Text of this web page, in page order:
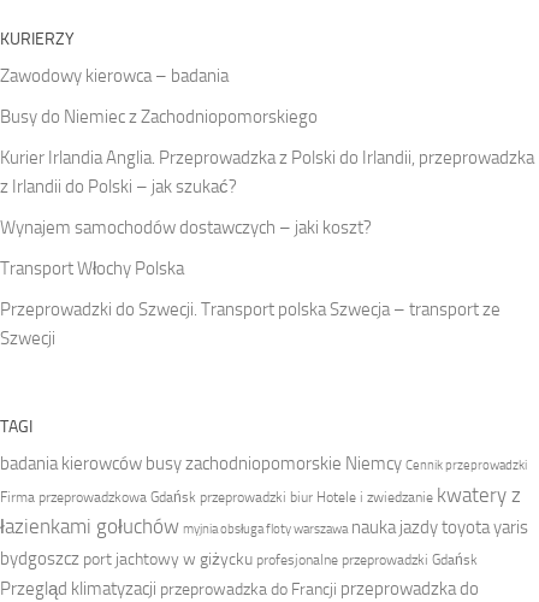
KURIERZY
Zawodowy kierowca – badania
Busy do Niemiec z Zachodniopomorskiego
Kurier Irlandia Anglia. Przeprowadzka z Polski do Irlandii, przeprowadzka
z Irlandii do Polski – jak szukać?
Wynajem samochodów dostawczych – jaki koszt?
Transport Włochy Polska
Przeprowadzki do Szwecji. Transport polska Szwecja – transport ze
Szwecji
TAGI
badania kierowców busy zachodniopomorskie Niemcy Cennik przeprowadzki
Firma przeprowadzkowa Gdańsk przeprowadzki biur Hotele i zwiedzanie kwatery z
łazienkami gołuchów myjnia obsługa floty warszawa nauka jazdy toyota yaris
bydgoszcz port jachtowy w giżycku profesjonalne przeprowadzki Gdańsk
Przegląd klimatyzacji przeprowadzka do Francji przeprowadzka do